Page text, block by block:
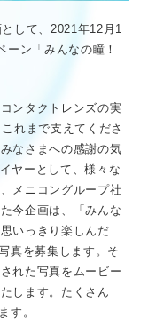
して、2021年12月1
ン「みんなの瞳！
ンタクトレンズの実
れまで支えてくださ
なさまへの感謝の気
ヤーとして、様々な
メニコングループ社
今企画は、「みんな
いっきり楽しんだ
真を募集します。そ
れた写真をムービー
します。たくさん
す。